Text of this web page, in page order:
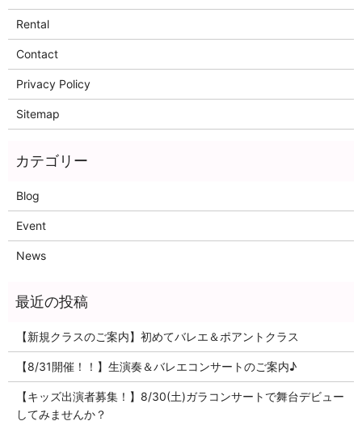
Rental
Contact
Privacy Policy
Sitemap
Blog
Event
News
【新規クラスのご案内】初めてバレエ＆ポアントクラス
【8/31開催！！】生演奏＆バレエコンサートのご案内♪
【キッズ出演者募集！】8/30(土)ガラコンサートで舞台デビュー
してみませんか？